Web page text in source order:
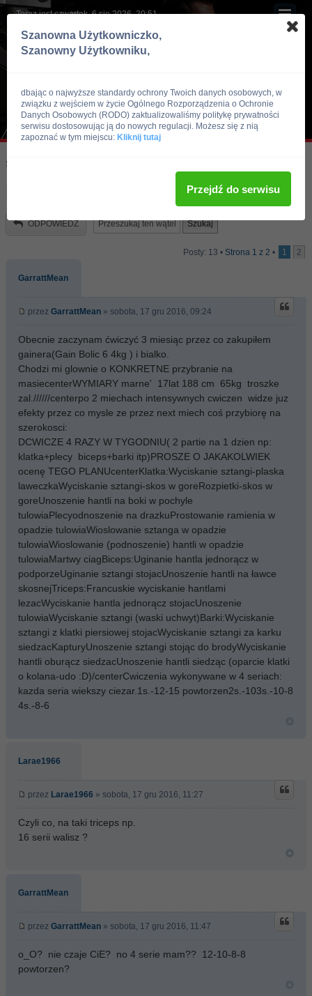
Teraz jest czwartek, 6 sie 2026, 20:51
Skocz do:
Plan na mase-prosze o ocene.
ODPOWIEDZ
Posty: 13 • Strona 1 z 2 • 1 2
GarrattMean
przez GarrattMean » sobota, 17 gru 2016, 09:24
Obecnie zaczynam ćwiczyć 3 miesiąc przez co zakupiłem
gainera(Gain Bolic 6 4kg ) i bialko.
Chodzi mi glownie o KONKRETNE przybranie na
masiecenterWYMIARY marne' 17lat 188 cm 65kg troszke
zal.//////centerpo 2 miechach intensywnych cwiczen widze juz
efekty przez co mysle ze przez next miech coś przybiorę na
szerokosci:
DCWICZE 4 RAZY W TYGODNIU( 2 partie na 1 dzien np:
klatka+plecy biceps+barki itp)PROSZE O JAKAKOLWIEK
ocenę TEGO PLANUcenterKlatka:Wyciskanie sztangi-plaska
laweczkaWyciskanie sztangi-skos w goreRozpietki-skos w
goreUnoszenie hantli na boki w pochyle
tulowiaPlecyodnoszenie na drazkuProstowanie ramienia w
opadzie tulowiaWioslowanie sztanga w opadzie
tulowiaWioslowanie (podnoszenie) hantli w opadzie
tulowiaMartwy ciagBiceps:Uginanie hantla jednorącz w
podporzeUginanie sztangi stojacUnoszenie hantli na ławce
skosnejTriceps:Francuskie wyciskanie hantlami
lezacWyciskanie hantla jednorącz stojacUnoszenie
tulowiaWyciskanie sztangi (waski uchwyt)Barki:Wyciskanie
sztangi z klatki piersiowej stojacWyciskanie sztangi za karku
siedzacKapturyUnoszenie sztangi stojąc do brodyWyciskanie
hantli oburącz siedzacUnoszenie hantli siedząc (oparcie klatki
o kolana-udo :D)/centerCwiczenia wykonywane w 4 seriach:
kazda seria wiekszy ciezar.1s.-12-15 powtorzen2s.-103s.-10-8
4s.-8-6
Larae1966
przez Larae1966 » sobota, 17 gru 2016, 11:27
Czyli co, na taki triceps np.
16 serii walisz ?
GarrattMean
przez GarrattMean » sobota, 17 gru 2016, 11:47
o_O? nie czaje CiE? no 4 serie mam?? 12-10-8-8
powtorzen?
Szanowna Użytkowniczko,
Szanowny Użytkowniku,
dbając o najwyższe standardy ochrony Twoich danych osobowych, w
związku z wejściem w życie Ogólnego Rozporządzenia o Ochronie
Danych Osobowych (RODO) zaktualizowaliśmy politykę prywatności
serwisu dostosowując ją do nowych regulacji. Możesz się z nią
zapoznać w tym miejscu: Kliknij tutaj
Przejdź do serwisu